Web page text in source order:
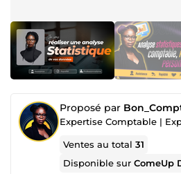
Proposé par
Ventes au total31
Disponible surComeUp